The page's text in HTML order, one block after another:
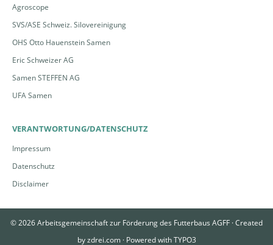
Agroscope
SVS/ASE Schweiz. Silovereinigung
OHS Otto Hauenstein Samen
Eric Schweizer AG
Samen STEFFEN AG
UFA Samen
VERANTWORTUNG/DATENSCHUTZ
Impressum
Datenschutz
Disclaimer
© 2026 Arbeitsgemeinschaft zur Förderung des Futterbaus AGFF ·Created
byzdrei.com· Powered withTYPO3